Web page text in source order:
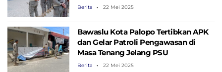
Berita 22 Mei 2025
Bawaslu Kota Palopo Tertibkan APK
dan Gelar Patroli Pengawasan di
Masa Tenang Jelang PSU
Berita 22 Mei 2025